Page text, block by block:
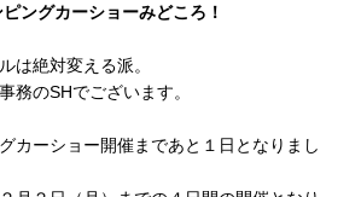
ングカーショーみどころ！
は絶対変える派。
務のSHでございます。
カーショー開催まであと１日となりまし